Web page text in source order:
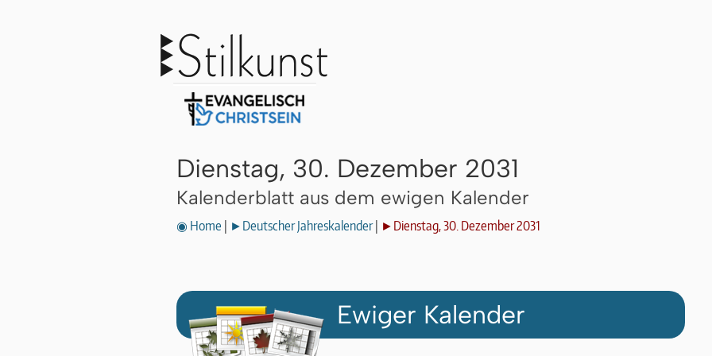
Dienstag, 30. Dezember 2031
Kalenderblatt aus dem ewigen Kalender
◉ Home ►Deutscher Jahreskalender| ►Dienstag, 30. Dezember 2031
Ewiger Kalender